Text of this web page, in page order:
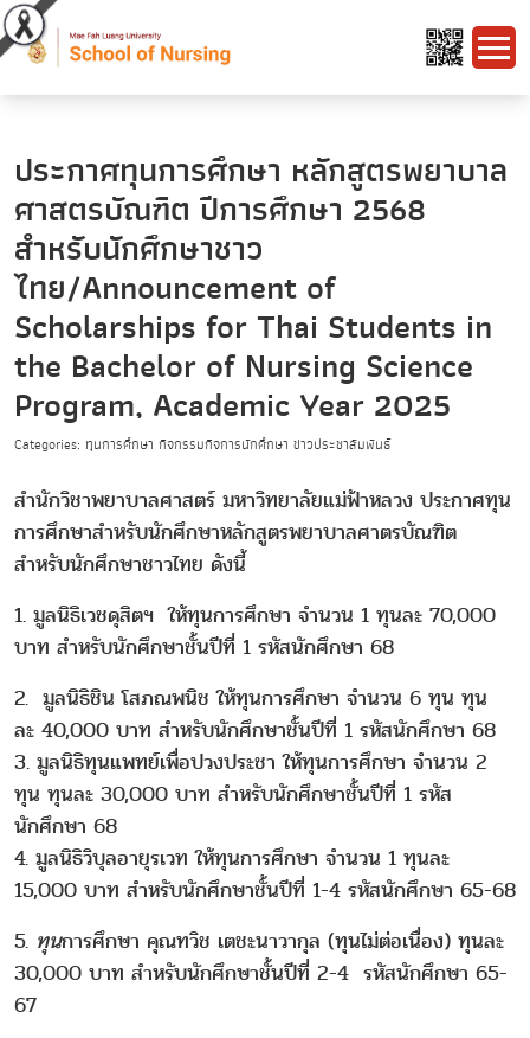
ประกาศทุนการศึกษา หลักสูตรพยาบาล
ศาสตรบัณฑิต ปีการศึกษา 2568
สำหรับนักศึกษาชาว
ไทย/Announcement of
Scholarships for Thai Students in
the Bachelor of Nursing Science
Program, Academic Year 2025
Categories: ทุนการศึกษา กิจกรรมกิจการนักศึกษา ข่าวประชาสัมพันธ์
สำนักวิชาพยาบาลศาสตร์ มหาวิทยาลัยแม่ฟ้าหลวง ประกาศทุน
การศึกษาสำหรับนักศึกษาหลักสูตรพยาบาลศาตรบัณฑิต
สำหรับนักศึกษาชาวไทย ดังนี้
1. มูลนิธิเวชดุสิตฯ ให้ทุนการศึกษา จำนวน 1 ทุนละ 70,000
บาท สำหรับนักศึกษาชั้นปีที่ 1 รหัสนักศึกษา 68
2. มูลนิธิชิน โสภณพนิช ให้ทุนการศึกษา จำนวน 6 ทุน ทุน
ละ 40,000 บาท สำหรับนักศึกษาชั้นปีที่ 1 รหัสนักศึกษา 68
3. มูลนิธิทุนแพทย์เพื่อปวงประชา ให้ทุนการศึกษา จำนวน 2
ทุน ทุนละ 30,000 บาท สำหรับนักศึกษาชั้นปีที่ 1 รหัส
นักศึกษา 68
4. มูลนิธิวิบุลอายุรเวท ให้ทุนการศึกษา จำนวน 1 ทุนละ
15,000 บาท สำหรับนักศึกษาชั้นปีที่ 1-4 รหัสนักศึกษา 65-68
5. ทุนการศึกษา คุณทวิช เตชะนาวากุล (ทุนไม่ต่อเนื่อง) ทุนละ
30,000 บาท สำหรับนักศึกษาชั้นปีที่ 2-4 รหัสนักศึกษา 65-
67